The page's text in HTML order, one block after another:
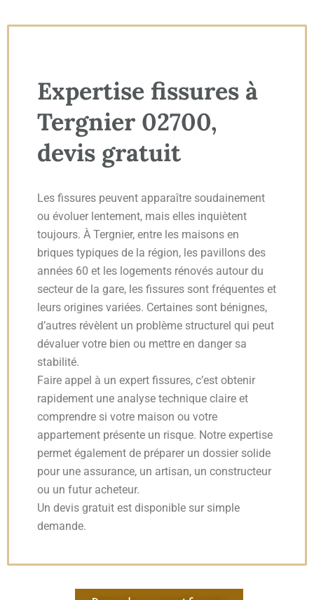
Expertise fissures à
Tergnier 02700,
devis gratuit
Les fissures peuvent apparaître soudainement
ou évoluer lentement, mais elles inquiètent
toujours. À Tergnier, entre les maisons en
briques typiques de la région, les pavillons des
années 60 et les logements rénovés autour du
secteur de la gare, les fissures sont fréquentes et
leurs origines variées. Certaines sont bénignes,
d’autres révèlent un problème structurel qui peut
dévaluer votre bien ou mettre en danger sa
stabilité.
Faire appel à un expert fissures, c’est obtenir
rapidement une analyse technique claire et
comprendre si votre maison ou votre
appartement présente un risque. Notre expertise
permet également de préparer un dossier solide
pour une assurance, un artisan, un constructeur
ou un futur acheteur.
Un devis gratuit est disponible sur simple
demande.